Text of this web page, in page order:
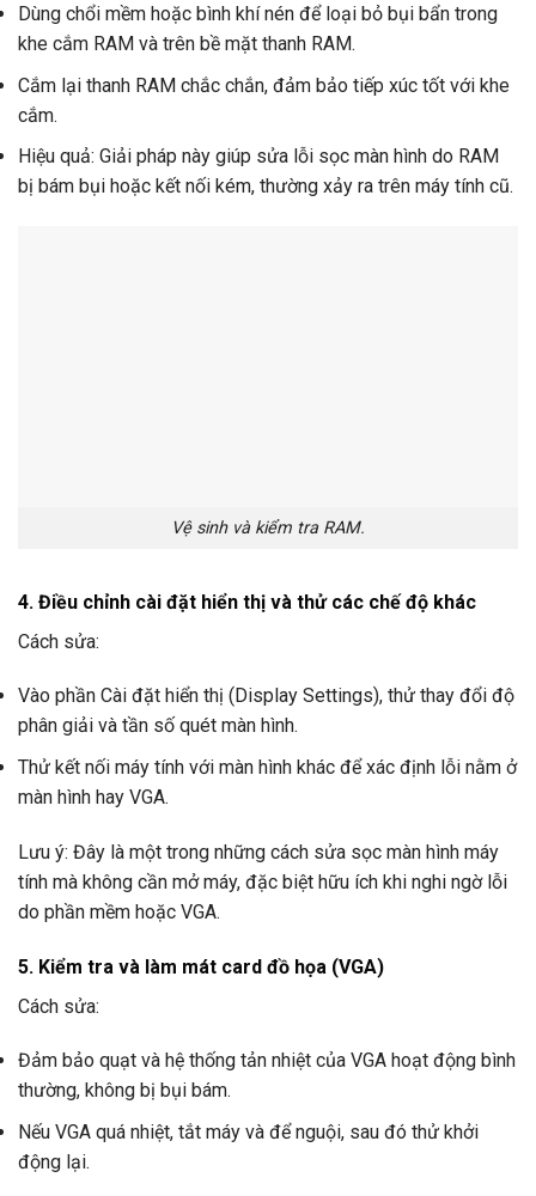
Dùng chổi mềm hoặc bình khí nén để loại bỏ bụi bẩn trong
khe cắm RAM và trên bề mặt thanh RAM.
Cắm lại thanh RAM chắc chắn, đảm bảo tiếp xúc tốt với khe
cắm.
Hiệu quả: Giải pháp này giúp sửa lỗi sọc màn hình do RAM
bị bám bụi hoặc kết nối kém, thường xảy ra trên máy tính cũ.
Vệ sinh và kiểm tra RAM.
4. Điều chỉnh cài đặt hiển thị và thử các chế độ khác
Cách sửa:
Vào phần Cài đặt hiển thị (Display Settings), thử thay đổi độ
phân giải và tần số quét màn hình.
Thử kết nối máy tính với màn hình khác để xác định lỗi nằm ở
màn hình hay VGA.
Lưu ý: Đây là một trong những cách sửa sọc màn hình máy
tính mà không cần mở máy, đặc biệt hữu ích khi nghi ngờ lỗi
do phần mềm hoặc VGA.
5. Kiểm tra và làm mát card đồ họa (VGA)
Cách sửa:
Đảm bảo quạt và hệ thống tản nhiệt của VGA hoạt động bình
thường, không bị bụi bám.
Nếu VGA quá nhiệt, tắt máy và để nguội, sau đó thử khởi
động lại.